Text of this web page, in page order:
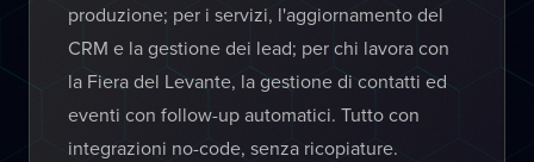
produzione; per i servizi, l'aggiornamento del
CRM e la gestione dei lead; per chi lavora con
la Fiera del Levante, la gestione di contatti ed
eventi con follow-up automatici. Tutto con
integrazioni no-code, senza ricopiature.